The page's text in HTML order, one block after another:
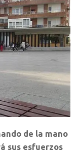
de la mano
sus esfuerzos